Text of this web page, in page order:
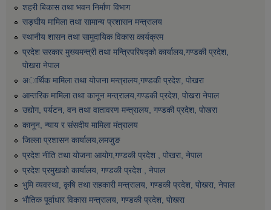
शहरी बिकास तथा भवन निर्माण विभाग
सङ्घीय मामिला तथा सामान्य प्रशासन मन्त्रालय
स्थानीय शासन तथा सामुदायिक विकास कार्यक्रम
प्रदेश सरकार मुख्यमन्त्री तथा मन्त्रिपरिषद्को कार्यालय,गण्डकी प्रदेश,
पाेखरा नेपाल
अार्थिक मामिला तथा योजना मन्त्रालय,गण्डकी प्रदेश, पोखरा
आन्तरिक मामिला तथा कानून मन्त्रालय,गण्डकी प्रदेश, पाेखरा नेपाल
उद्योग, पर्यटन, वन तथा वातावरण मन्त्रालय, गण्डकी प्रदेश, पोखरा
कानून, न्याय र संसदीय मामिला मंत्रालय
जिल्ला प्रशासन कार्यालय,लमजुङ
प्रदेश नीति तथा योजना आयोग,गण्डकी प्रदेश , पोखरा, नेपाल
प्रदेश प्रमुखको कार्यालय, गण्डकी प्रदेश , नेपाल
भुमि व्यवस्था, कृषि तथा सहकारी मन्त्रालय, गण्डकी प्रदेश, पोखरा, नेपाल
भौतिक पूर्वाधार विकास मन्त्रालय, गण्डकी प्रदेश, पाेखरा